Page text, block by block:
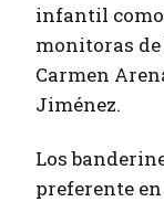
infantil como
monitoras
Carmen
Jiménez.
Los
preferente